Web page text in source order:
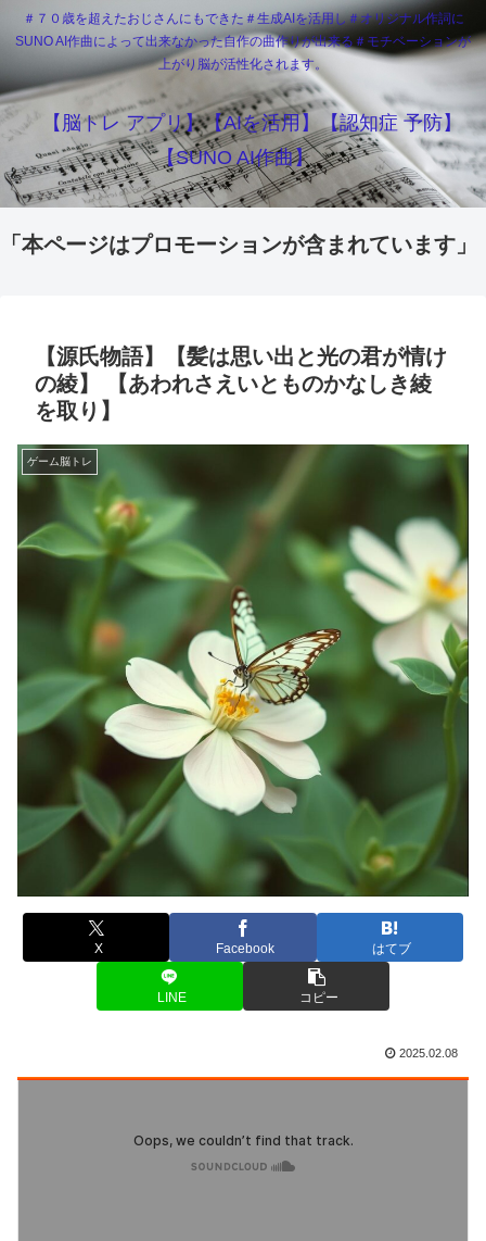
＃７０歳を超えたおじさんにもできた＃生成AIを活用し＃オリジナル作詞に
SUNO AI作曲によって出来なかった自作の曲作りが出来る＃モチベーションが
上がり脳が活性化されます。
【脳トレ アプリ】【AIを活用】【認知症 予防】
【SUNO AI作曲】
「本ページはプロモーションが含まれています」
【源氏物語】【髪は思い出と光の君が情け
の綾】 【あわれさえいとものかなしき綾
を取り】
ゲーム脳トレ
X Facebook はてブ
LINE コピー
2025.02.08